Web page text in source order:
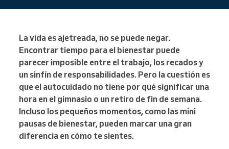
La vida es ajetreada, no se puede negar.
Encontrar tiempo para el bienestar puede
parecer imposible entre el trabajo, los recados y
un sinfín de responsabilidades. Pero la cuestión es
que el autocuidado no tiene por qué significar una
hora en el gimnasio o un retiro de fin de semana.
Incluso los pequeños momentos, como las mini
pausas de bienestar, pueden marcar una gran
diferencia en cómo te sientes.